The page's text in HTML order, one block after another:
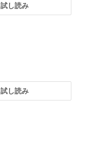
試し読み
試し読み